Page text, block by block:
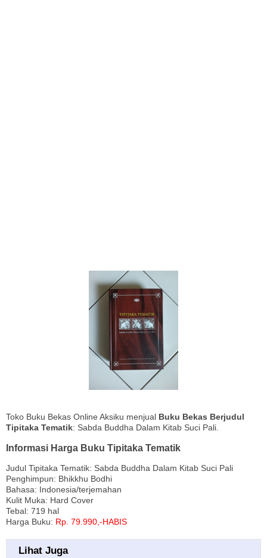
Toko Buku Bekas Online Aksiku menjual Buku Bekas Berjudul
Tipitaka Tematik: Sabda Buddha Dalam Kitab Suci Pali.
Informasi Harga Buku Tipitaka Tematik
Judul Tipitaka Tematik: Sabda Buddha Dalam Kitab Suci Pali
Penghimpun: Bhikkhu Bodhi
Bahasa: Indonesia/terjemahan
Kulit Muka: Hard Cover
Tebal: 719 hal
Harga Buku: Rp. 79.990,-HABIS
Lihat Juga